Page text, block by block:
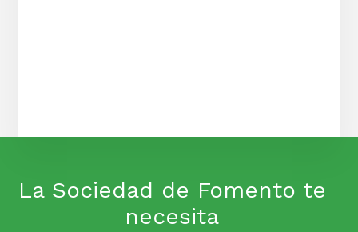
La Sociedad de Fomento te
necesita